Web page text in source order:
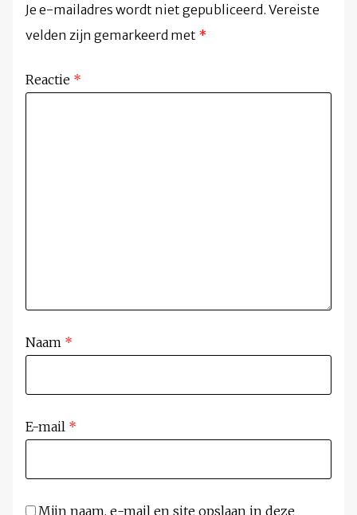
Je e-mailadres wordt niet gepubliceerd. Vereiste
velden zijn gemarkeerd met *
Reactie *
Naam *
E-mail *
Mijn naam, e-mail en site opslaan in deze